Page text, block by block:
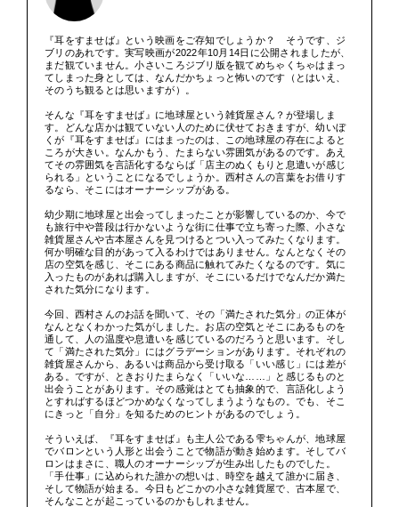
『耳をすませば』という映画をご存知でしょうか？ そうです、ジ
ブリのあれです。実写映画が2022年10月14日に公開されましたが、
まだ観ていません。小さいころジブリ版を観てめちゃくちゃはまっ
てしまった身としては、なんだかちょっと怖いのです（とはいえ、
そのうち観るとは思いますが）。
そんな『耳をすませば』に地球屋という雑貨屋さん？が登場しま
す。どんな店かは観ていない人のために伏せておきますが、幼いぼ
くが『耳をすませば』にはまったのは、この地球屋の存在によると
ころが大きい。なんかもう、たまらない雰囲気があるのです。あえ
てその雰囲気を言語化するならば「店主のぬくもりと息遣いが感じ
られる」ということになるでしょうか。西村さんの言葉をお借りす
るなら、そこにはオーナーシップがある。
幼少期に地球屋と出会ってしまったことが影響しているのか、今で
も旅行中や普段は行かないような街に仕事で立ち寄った際、小さな
雑貨屋さんや古本屋さんを見つけるとつい入ってみたくなります。
何か明確な目的があって入るわけではありません。なんとなくその
店の空気を感じ、そこにある商品に触れてみたくなるのです。気に
入ったものがあれば購入しますが、そこにいるだけでなんだか満た
された気分になります。
今回、西村さんのお話を聞いて、その「満たされた気分」の正体が
なんとなくわかった気がしました。お店の空気とそこにあるものを
通して、人の温度や息遣いを感じているのだろうと思います。そし
て「満たされた気分」にはグラデーションがあります。それぞれの
雑貨屋さんから、あるいは商品から受け取る「いい感じ」には差が
ある。ですが、ときおりたまらなく「いいな……」と感じるものと
出会うことがあります。その感覚はとても抽象的で、言語化しよう
とすればするほどつかめなくなってしまうようなもの。でも、そこ
にきっと「自分」を知るためのヒントがあるのでしょう。
そういえば、『耳をすませば』も主人公である雫ちゃんが、地球屋
でバロンという人形と出会うことで物語が動き始めます。そしてバ
ロンはまさに、職人のオーナーシップが生み出したものでした。
「手仕事」に込められた誰かの想いは、時空を越えて誰かに届き、
そして物語が始まる。今日もどこかの小さな雑貨屋で、古本屋で、
そんなことが起こっているのかもしれません。